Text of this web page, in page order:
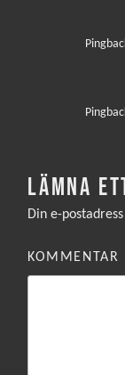
LÄMNA
Din e-
KOMMENTAR